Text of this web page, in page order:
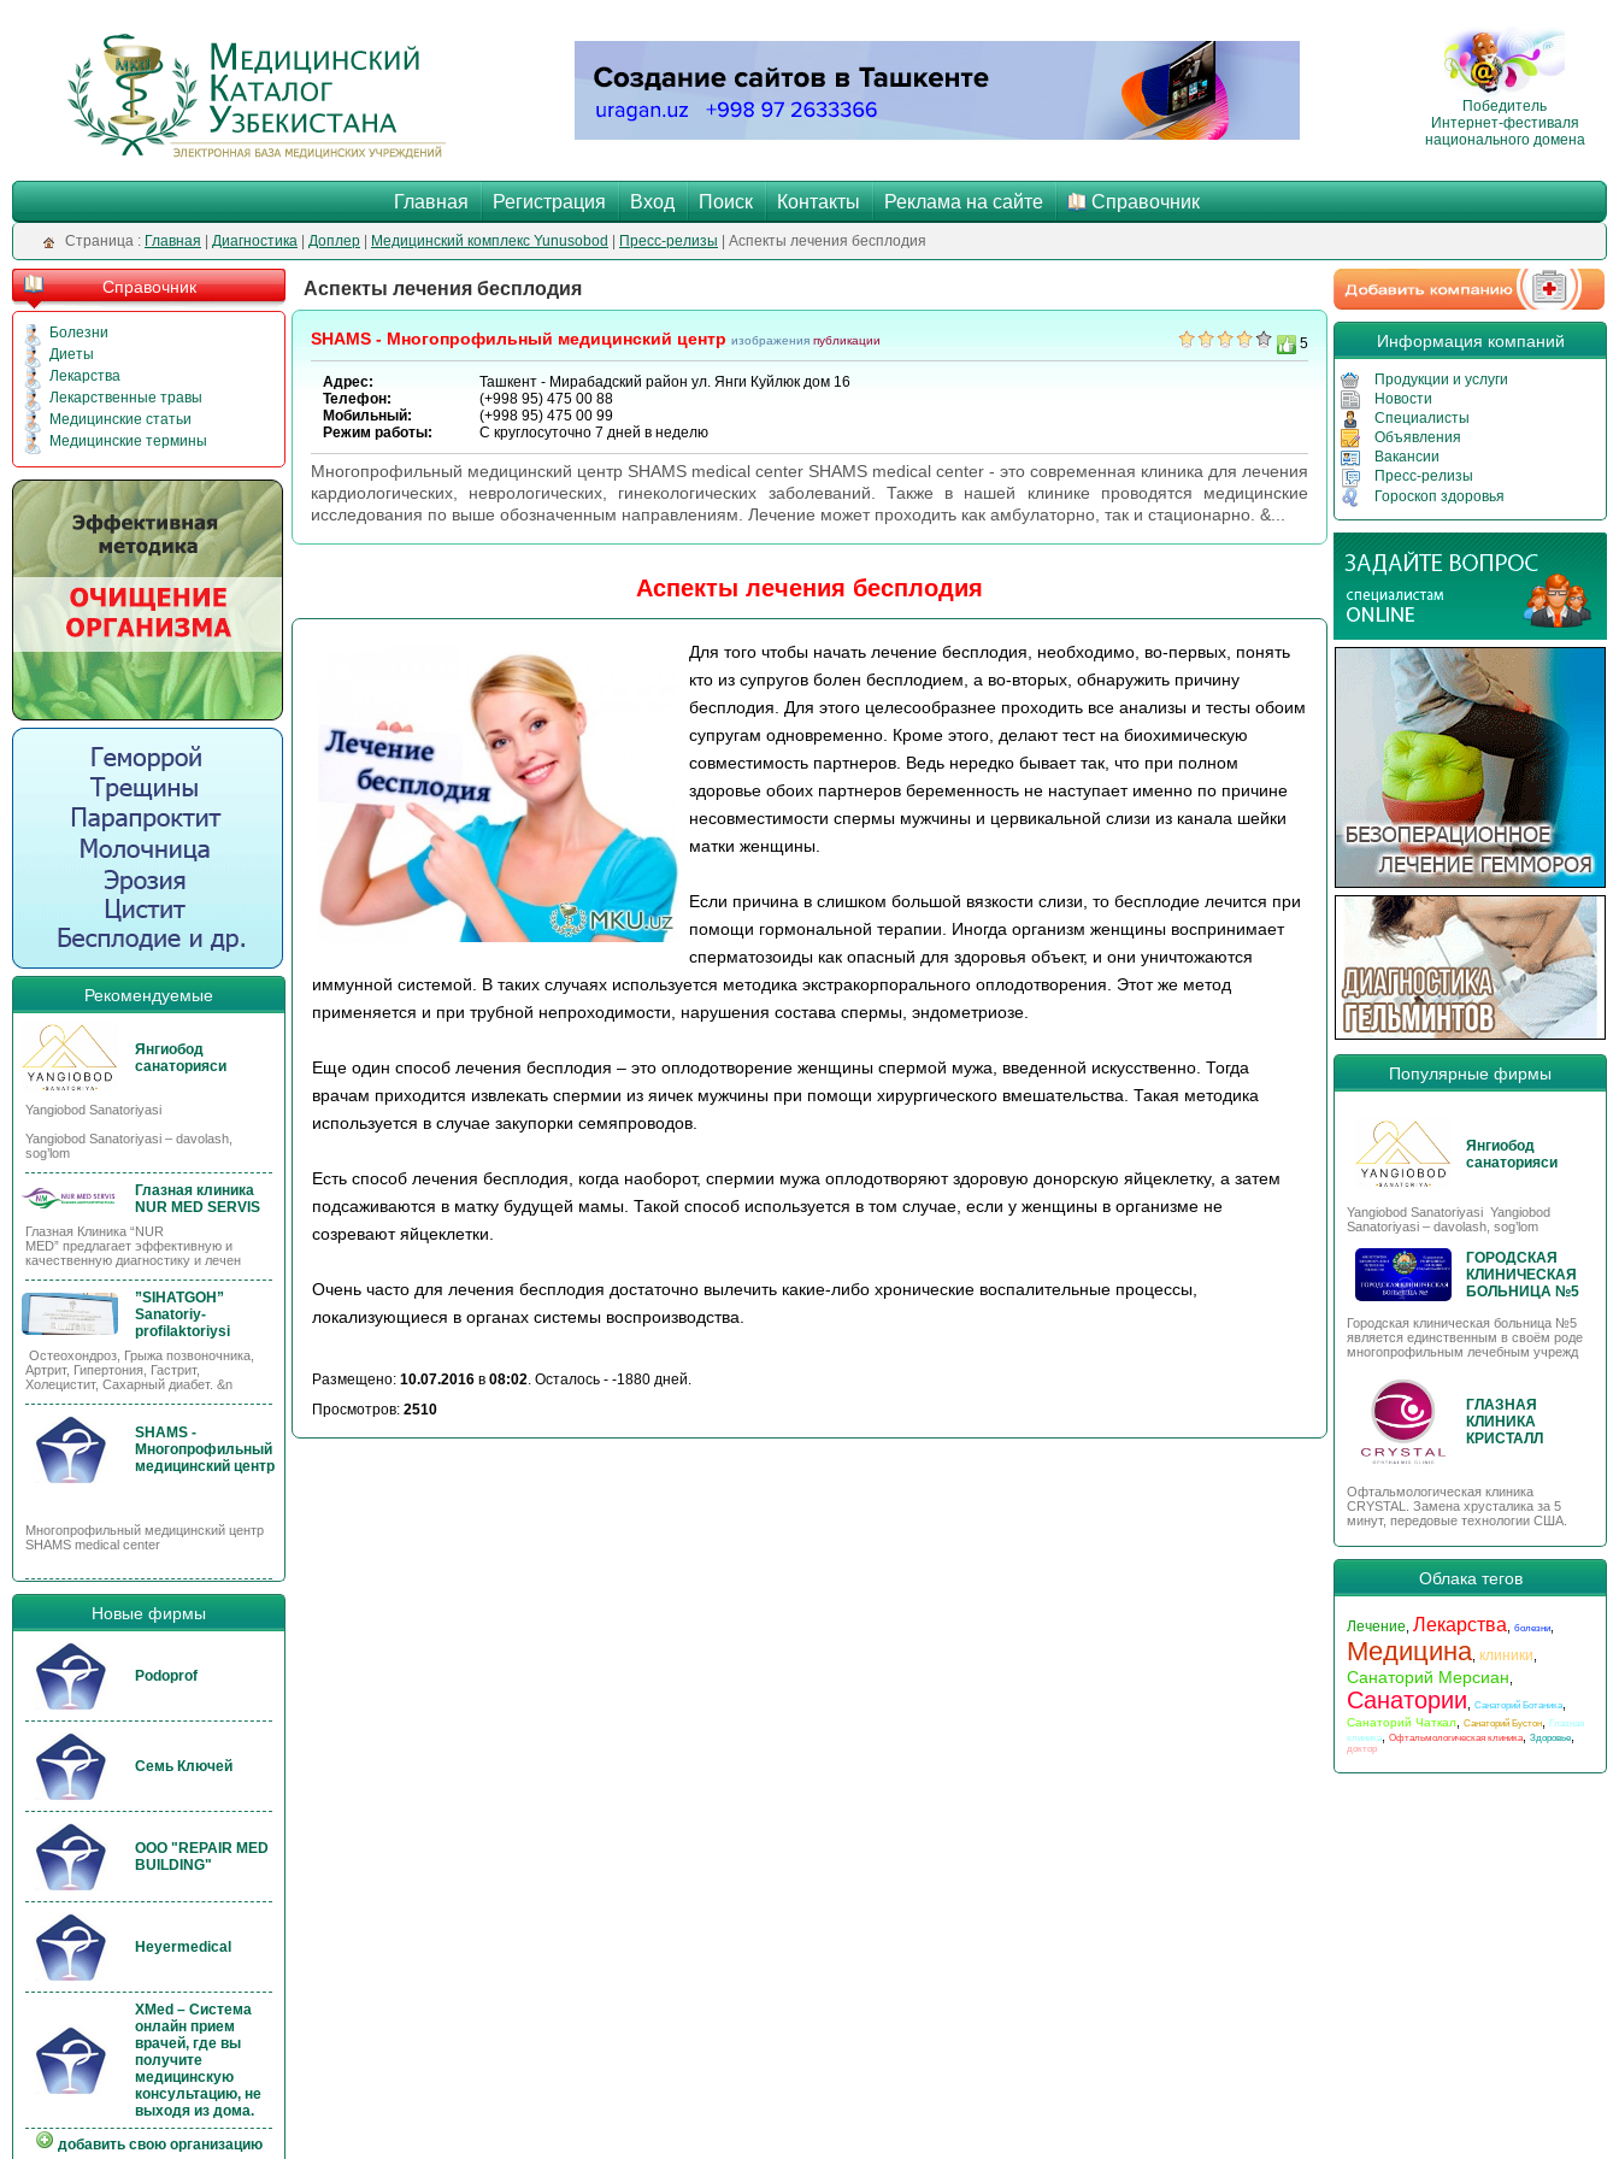
Победитель
Интернет-фестиваля
национального домена
Главная Регистрация Вход Поиск Контакты Реклама на сайте Справочник
Cтраница : Главная Диагностика Доплер Медицинский комплекс Yunusobod Пресс-релизы | Аспекты лечения бесплодия
Справочник
Болезни
Диеты
Лекарства
Лекарственные травы
Медицинские статьи
Медицинские термины
Рекомендуемые
Янгиобод
санаторияси
Yangiobod Sanatoriyasi
Yangiobod Sanatoriyasi – davolash,
sog’lom
Глазная клиника
NUR MED SERVIS
Глазная Клиника “NUR
MED” предлагает эффективную и
качественную диагностику и лечен
”SIHATGOH”
Sanatoriy-
profilaktoriysi
Остеохондроз, Грыжа позвоночника,
Артрит, Гипертония, Гастрит,
Холецистит, Сахарный диабет. &n
SHAMS -
Многопрофильный
медицинский центр
Многопрофильный медицинский центр
SHAMS medical center
Новые фирмы
Podoprof
Семь Ключей
OOO "REPAIR MED
BUILDING"
Heyermedical
XMed – Система
онлайн прием
врачей, где вы
получите
медицинскую
консультацию, не
выходя из дома.
добавить свою организацию
Аспекты лечения бесплодия
SHAMS - Многопрофильный медицинский центр изображения публикации 5
Адрес:
Телефон:
Мобильный:
Режим работы:
Ташкент - Мирабадский район ул. Янги Куйлюк дом 16
(+998 95) 475 00 88
(+998 95) 475 00 99
С круглосуточно 7 дней в неделю
Многопрофильный медицинский центр SHAMS medical center SHAMS medical center - это современная клиника для лечения
кардиологических, неврологических, гинекологических заболеваний. Также в нашей клинике проводятся медицинские
исследования по выше обозначенным направлениям. Лечение может проходить как амбулаторно, так и стационарно. &...
Аспекты лечения бесплодия
Для того чтобы начать лечение бесплодия, необходимо, во-первых, понять
кто из супругов болен бесплодием, а во-вторых, обнаружить причину
бесплодия. Для этого целесообразнее проходить все анализы и тесты обоим
супругам одновременно. Кроме этого, делают тест на биохимическую
совместимость партнеров. Ведь нередко бывает так, что при полном
здоровье обоих партнеров беременность не наступает именно по причине
несовместимости спермы мужчины и цервикальной слизи из канала шейки
матки женщины.
Если причина в слишком большой вязкости слизи, то бесплодие лечится при
помощи гормональной терапии. Иногда организм женщины воспринимает
сперматозоиды как опасный для здоровья объект, и они уничтожаются
иммунной системой. В таких случаях используется методика экстракорпорального оплодотворения. Этот же метод
применяется и при трубной непроходимости, нарушения состава спермы, эндометриозе.
Еще один способ лечения бесплодия – это оплодотворение женщины спермой мужа, введенной искусственно. Тогда
врачам приходится извлекать спермии из яичек мужчины при помощи хирургического вмешательства. Такая методика
используется в случае закупорки семяпроводов.
Есть способ лечения бесплодия, когда наоборот, спермии мужа оплодотворяют здоровую донорскую яйцеклетку, а затем
подсаживаются в матку будущей мамы. Такой способ используется в том случае, если у женщины в организме не
созревают яйцеклетки.
Очень часто для лечения бесплодия достаточно вылечить какие-либо хронические воспалительные процессы,
локализующиеся в органах системы воспроизводства.
Размещено: 10.07.2016 в 08:02 . Осталось - -1880 дней.
Просмотров: 2510
Информация компаний
Продукции и услуги
Новости
Специалисты
Объявления
Вакансии
Пресс-релизы
Гороскоп здоровья
Популярные фирмы
Янгиобод
санаторияси
Yangiobod Sanatoriyasi Yangiobod
Sanatoriyasi – davolash, sog’lom
ГОРОДСКАЯ
КЛИНИЧЕСКАЯ
БОЛЬНИЦА №5
Городская клиническая больница №5
является единственным в своём роде
многопрофильным лечебным учрежд
ГЛАЗНАЯ
КЛИНИКА
КРИСТАЛЛ
Офтальмологическая клиника
CRYSTAL. Замена хрусталика за 5
минут, передовые технологии США.
Облака тегов
Лечение Лекарства болезни
Медицина клиники
Санаторий Мерсиан
Санатории Санаторий Ботаника
Санаторий Чаткал Санаторий Бустон
Глазная
клиника
Офтальмологическая клиника Здоровье
доктор